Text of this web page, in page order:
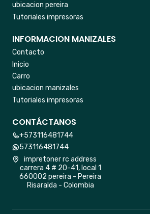
ubicacion pereira
Tutoriales impresoras
INFORMACION MANIZALES
Contacto
Inicio
Carro
ubicacion manizales
Tutoriales impresoras
CONTÁCTANOS
+573116481744
573116481744
impretoner rc address
carrera 4 # 20-41, local 1
660002 pereira - Pereira
Risaralda - Colombia